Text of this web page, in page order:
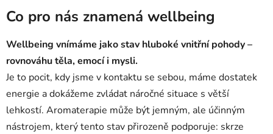
Co pro nás znamená wellbeing
Wellbeing vnímáme jako stav hluboké vnitřní pohody –
rovnováhu těla, emocí i mysli.
Je to pocit, kdy jsme v kontaktu se sebou, máme dostatek
energie a dokážeme zvládat náročné situace s větší
lehkostí. Aromaterapie může být jemným, ale účinným
nástrojem, který tento stav přirozeně podporuje: skrze